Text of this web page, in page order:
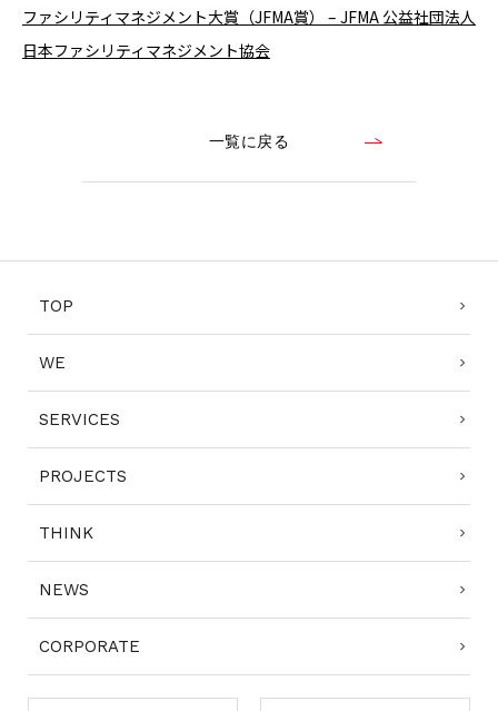
ファシリティマネジメント大賞（JFMA賞） – JFMA 公益社団法人
日本ファシリティマネジメント協会
一覧に戻る
TOP
WE
SERVICES
PROJECTS
THINK
NEWS
CORPORATE